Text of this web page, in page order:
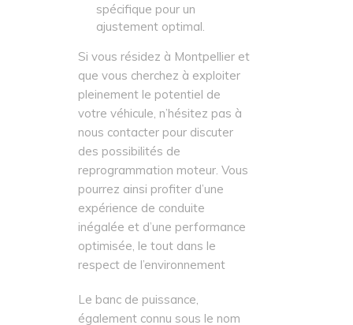
spécifique pour un
ajustement optimal.
Si vous résidez à Montpellier et
que vous cherchez à exploiter
pleinement le potentiel de
votre véhicule, n’hésitez pas à
nous contacter pour discuter
des possibilités de
reprogrammation moteur. Vous
pourrez ainsi profiter d’une
expérience de conduite
inégalée et d’une performance
optimisée, le tout dans le
respect de l’environnement
Le banc de puissance,
également connu sous le nom